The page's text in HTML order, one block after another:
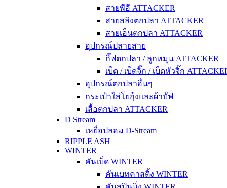
สายพีอี ATTACKER
สายสลิงตกปลา ATTACKER
สายเอ็นตกปลา ATTACKER
อุปกรณ์ปลายสาย
กิ๊ฟตกปลา / ลูกหมุน ATTACKER
เบ็ด / เบ็ดจิ๊ก / เบ็ดหัวจิ๊ก
อุปกรณ์ตกปลาอื่นๆ
กระเป๋าใส่โยกุ้งและผ้าบัฟ
เสื้อตกปลา ATTACKER
D Stream
เหยื่อปลอม D-Stream
RIPPLE ASH
WINTER
คันเบ็ด WINTER
คันเบทคาสติ้ง WINTER